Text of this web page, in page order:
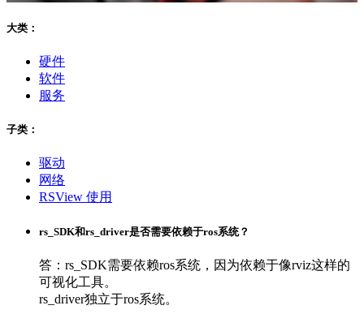
大类：
硬件
软件
服务
子类：
驱动
网络
RSView 使用
rs_SDK和rs_driver是否需要依赖于ros系统？
答：rs_SDK需要依赖ros系统，因为依赖于像rviz这样的
可视化工具。
rs_driver独立于ros系统。